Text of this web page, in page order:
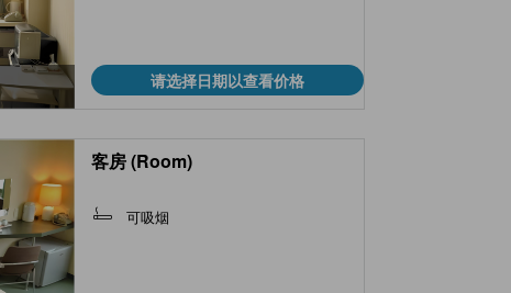
请选择日期以查看价格
客房 (Room)
可吸烟